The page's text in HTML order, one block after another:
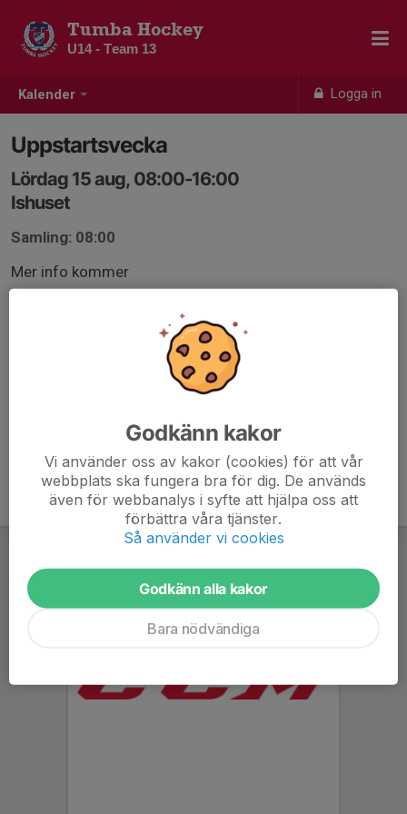
Kalender Logga in
Tumba Hockey
U14 - Team 13
Uppstartsvecka
Lördag 15 aug, 08:00-16:00
Ishuset
Samling: 08:00
Mer info kommer
Godkänn kakor
Vi använder oss av kakor (cookies) för att vår
webbplats ska fungera bra för dig. De används
även för webbanalys i syfte att hjälpa oss att
förbättra våra tjänster.
Så använder vi cookies
Godkänn alla kakor
Bara nödvändiga